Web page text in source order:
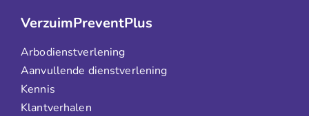
VerzuimPreventPlus
Arbodienstverlening
Aanvullende dienstverlening
Kennis
Klantverhalen